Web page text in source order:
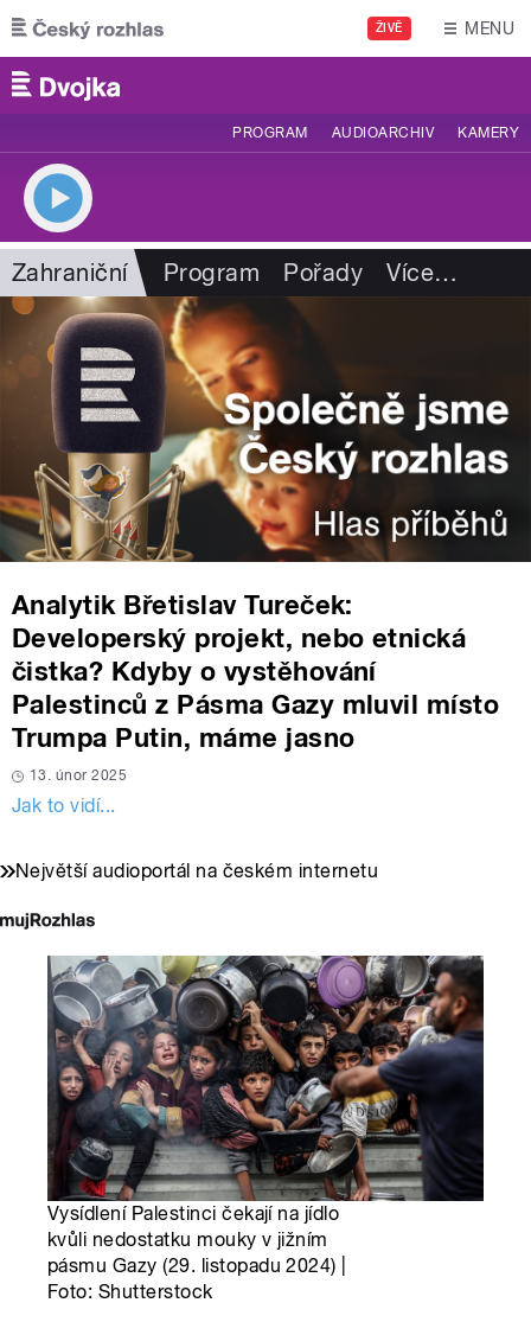
Přejít k hlavnímu obsahu
ŽIVĚ MENU
PROGRAM AUDIOARCHIV KAMERY
Zahraniční Program Pořady Více…
Analytik Břetislav Tureček:
Developerský projekt, nebo etnická
čistka? Kdyby o vystěhování
Palestinců z Pásma Gazy mluvil místo
Trumpa Putin, máme jasno
13. únor 2025
Jak to vidí...
Největší audioportál na českém internetu
Vysídlení Palestinci čekají na jídlo
kvůli nedostatku mouky v jižním
pásmu Gazy (29. listopadu 2024) |
Foto: Shutterstock